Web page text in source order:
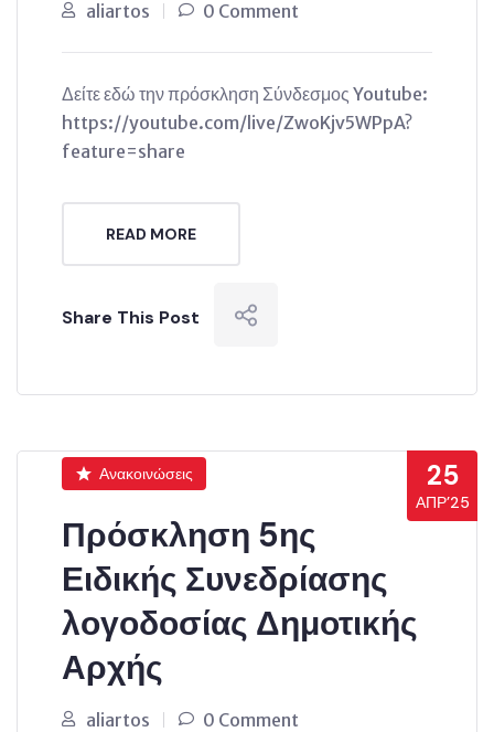
aliartos 0 Comment
Δείτε εδώ την πρόσκληση Σύνδεσμος Youtube:
https://youtube.com/live/ZwoKjv5WPpA?
feature=share
READ MORE
Share This Post
25
ΑΠΡ’25
Ανακοινώσεις
Πρόσκληση 5ης
Ειδικής Συνεδρίασης
λογοδοσίας Δημοτικής
Αρχής
aliartos 0 Comment